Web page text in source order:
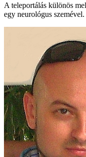
A teleportálás különös
egy neurológus szemével.